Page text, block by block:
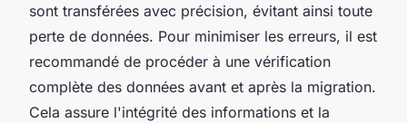
sont transférées avec précision, évitant ainsi toute
perte de données. Pour minimiser les erreurs, il est
recommandé de procéder à une vérification
complète des données avant et après la migration.
Cela assure l'intégrité des informations et la